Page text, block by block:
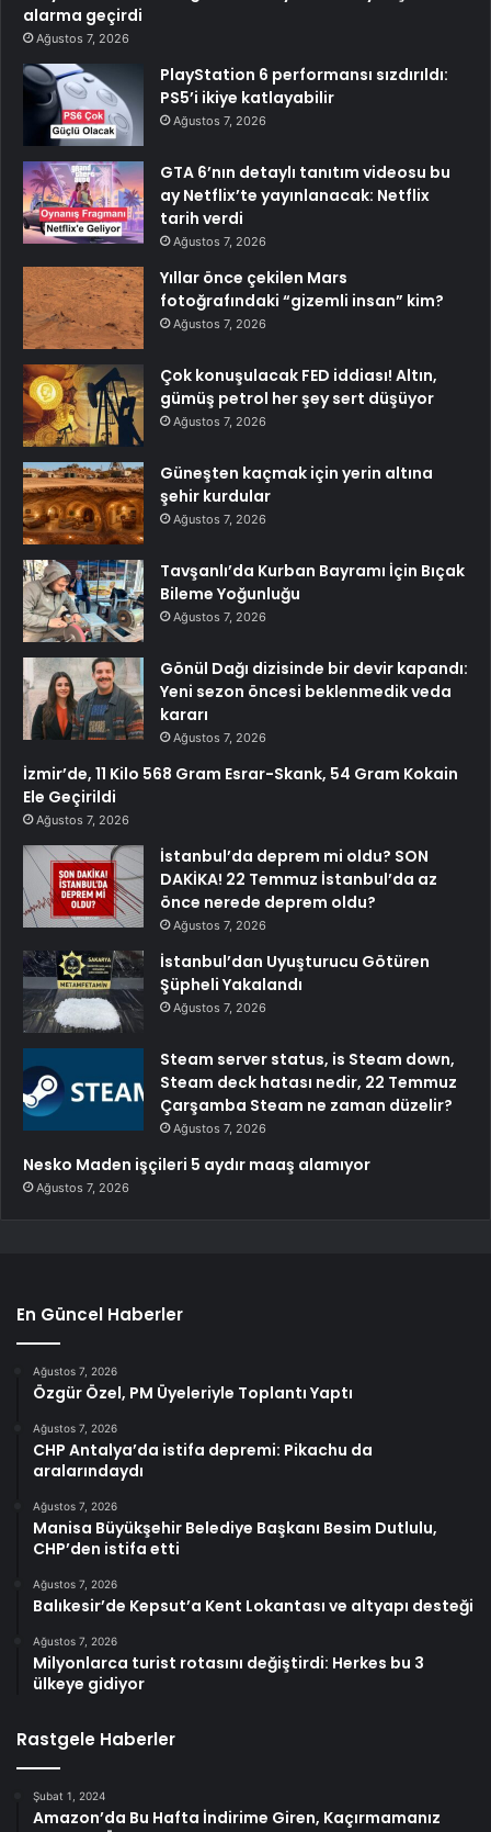
alarma geçirdi
Ağustos 7, 2026
PlayStation 6 performansı sızdırıldı:
PS5’i ikiye katlayabilir
Ağustos 7, 2026
GTA 6’nın detaylı tanıtım videosu bu
ay Netflix’te yayınlanacak: Netflix
tarih verdi
Ağustos 7, 2026
Yıllar önce çekilen Mars
fotoğrafındaki “gizemli insan” kim?
Ağustos 7, 2026
Çok konuşulacak FED iddiası! Altın,
gümüş petrol her şey sert düşüyor
Ağustos 7, 2026
Güneşten kaçmak için yerin altına
şehir kurdular
Ağustos 7, 2026
Tavşanlı’da Kurban Bayramı İçin Bıçak
Bileme Yoğunluğu
Ağustos 7, 2026
Gönül Dağı dizisinde bir devir kapandı:
Yeni sezon öncesi beklenmedik veda
kararı
Ağustos 7, 2026
İzmir’de, 11 Kilo 568 Gram Esrar-Skank, 54 Gram Kokain
Ele Geçirildi
Ağustos 7, 2026
İstanbul’da deprem mi oldu? SON
DAKİKA! 22 Temmuz İstanbul’da az
önce nerede deprem oldu?
Ağustos 7, 2026
İstanbul’dan Uyuşturucu Götüren
Şüpheli Yakalandı
Ağustos 7, 2026
Steam server status, is Steam down,
Steam deck hatası nedir, 22 Temmuz
Çarşamba Steam ne zaman düzelir?
Ağustos 7, 2026
Nesko Maden işçileri 5 aydır maaş alamıyor
Ağustos 7, 2026
En Güncel Haberler
Ağustos 7, 2026
Özgür Özel, PM Üyeleriyle Toplantı Yaptı
Ağustos 7, 2026
CHP Antalya’da istifa depremi: Pikachu da
aralarındaydı
Ağustos 7, 2026
Manisa Büyükşehir Belediye Başkanı Besim Dutlulu,
CHP’den istifa etti
Ağustos 7, 2026
Balıkesir’de Kepsut’a Kent Lokantası ve altyapı desteği
Ağustos 7, 2026
Milyonlarca turist rotasını değiştirdi: Herkes bu 3
ülkeye gidiyor
Rastgele Haberler
Şubat 1, 2024
Amazon’da Bu Hafta İndirime Giren, Kaçırmamanız